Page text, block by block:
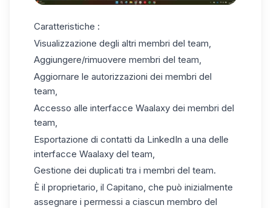
Caratteristiche :
Visualizzazione degli altri membri del team,
Aggiungere/rimuovere membri del team,
Aggiornare le autorizzazioni dei membri del
team,
Accesso alle interfacce Waalaxy dei membri del
team,
Esportazione di contatti da LinkedIn a una delle
interfacce Waalaxy del team,
Gestione dei duplicati tra i membri del team.
È il proprietario, il Capitano, che può inizialmente
assegnare i permessi a ciascun membro del